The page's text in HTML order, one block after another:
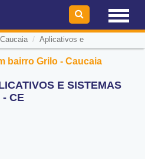
/ Aplicativos e
bairro Grilo - Caucaia
E SISTEMAS
- CE